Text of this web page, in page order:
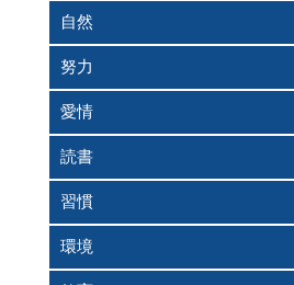
自然
努力
愛情
読書
習慣
環境